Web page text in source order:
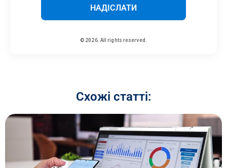
НАДІСЛАТИ
© 2026. All rights reserved.
Схожі статті: